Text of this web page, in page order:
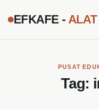
EFKAFE -
PUSAT
Tag: